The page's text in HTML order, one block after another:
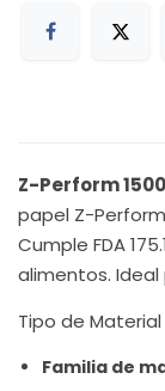
Z-Perform
papel Z-
Cumple FDA
alimentos.
Tipo de Material
Familia de